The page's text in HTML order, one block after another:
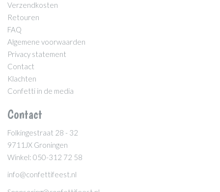
Verzendkosten
Retouren
FAQ
Algemene voorwaarden
Privacy statement
Contact
Klachten
Confetti in de media
Contact
Folkingestraat 28 - 32
9711JX Groningen
Winkel: 050-312 72 58
info@confettifeest.nl